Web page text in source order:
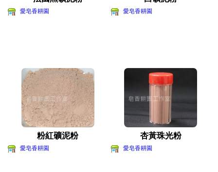
愛皂香耕園 愛皂香耕園
粉紅礦泥粉
愛皂香耕園
杏黃珠光粉
愛皂香耕園